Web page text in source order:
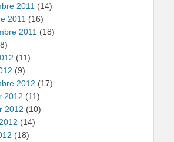
2011 (14)
2011 (16)
2011 (18)
(11)
(9)
2012 (17)
2012 (11)
2012 (10)
(14)
(18)